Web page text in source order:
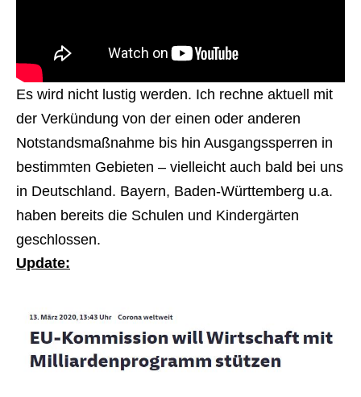
Es wird nicht lustig werden. Ich rechne aktuell mit
der Verkündung von der einen oder anderen
Notstandsmaßnahme bis hin Ausgangssperren in
bestimmten Gebieten – vielleicht auch bald bei uns
in Deutschland. Bayern, Baden-Württemberg u.a.
haben bereits die Schulen und Kindergärten
geschlossen.
Update: